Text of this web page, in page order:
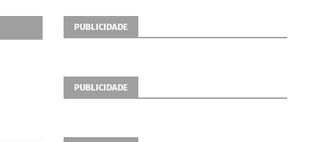
PUBLICIDADE
PUBLICIDADE